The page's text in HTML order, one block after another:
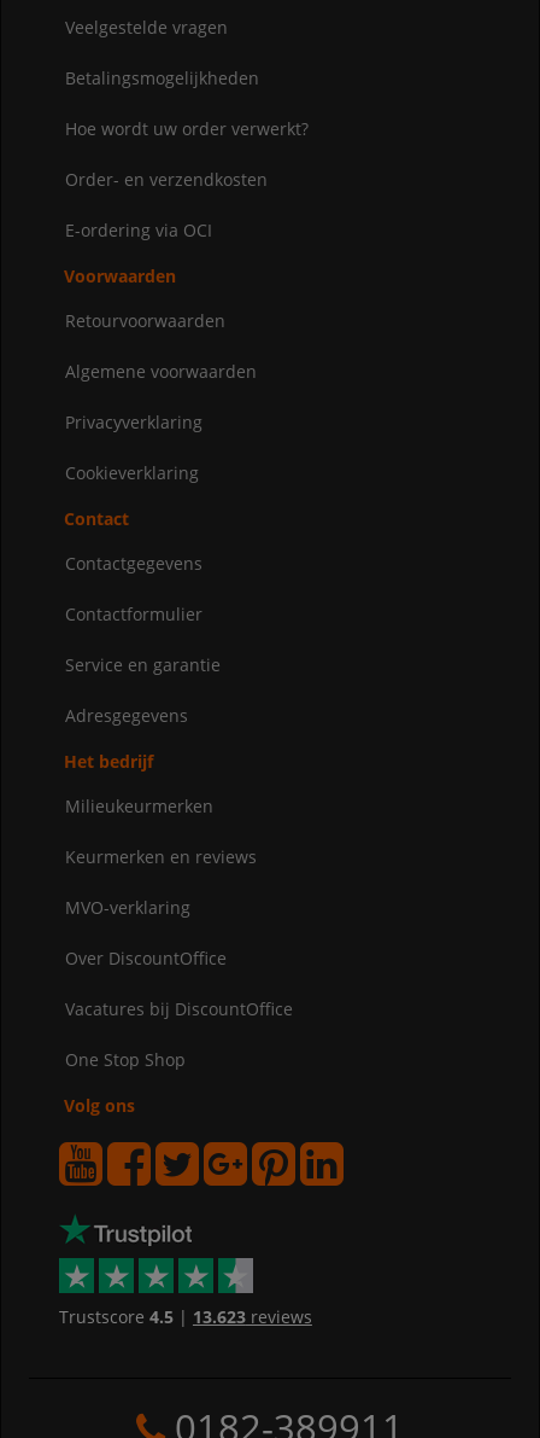
Veelgestelde vragen
Betalingsmogelijkheden
Hoe wordt uw order verwerkt?
Order- en verzendkosten
E-ordering via OCI
Voorwaarden
Retourvoorwaarden
Algemene voorwaarden
Privacyverklaring
Cookieverklaring
Contact
Contactgegevens
Contactformulier
Service en garantie
Adresgegevens
Het bedrijf
Milieukeurmerken
Keurmerken en reviews
MVO-verklaring
Over DiscountOffice
Vacatures bij DiscountOffice
One Stop Shop
Volg ons
Trustscore 4.5| 13.623reviews
0182-389911